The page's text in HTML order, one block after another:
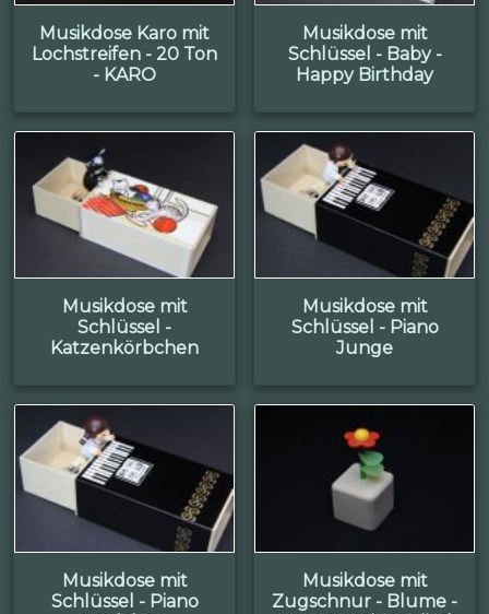
Musikdose Karo mit
Lochstreifen - 20 Ton
- KARO
Musikdose mit
Schlüssel - Baby -
Happy Birthday
Musikdose mit
Schlüssel -
Katzenkörbchen
Musikdose mit
Schlüssel - Piano
Junge
Musikdose mit
Schlüssel - Piano
Musikdose mit
Zugschnur - Blume -